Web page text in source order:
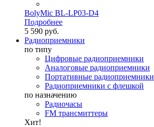
BolyMic BL-LP03-D4
Подробнее
5 590 руб.
Радиоприемники
по типу
Цифровые радиоприемники
Аналоговые радиоприемники
Портативные радиоприемники
Радиоприемники с флешкой
по назначению
Радиочасы
FM трансмиттеры
Хит!